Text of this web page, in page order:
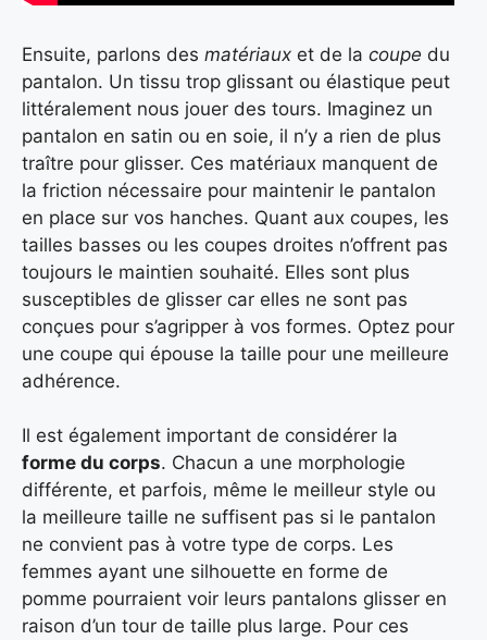
Ensuite, parlons des matériaux et de la coupe du
pantalon. Un tissu trop glissant ou élastique peut
littéralement nous jouer des tours. Imaginez un
pantalon en satin ou en soie, il n’y a rien de plus
traître pour glisser. Ces matériaux manquent de
la friction nécessaire pour maintenir le pantalon
en place sur vos hanches. Quant aux coupes, les
tailles basses ou les coupes droites n’offrent pas
toujours le maintien souhaité. Elles sont plus
susceptibles de glisser car elles ne sont pas
conçues pour s’agripper à vos formes. Optez pour
une coupe qui épouse la taille pour une meilleure
adhérence.
Il est également important de considérer la
forme du corps. Chacun a une morphologie
différente, et parfois, même le meilleur style ou
la meilleure taille ne suffisent pas si le pantalon
ne convient pas à votre type de corps. Les
femmes ayant une silhouette en forme de
pomme pourraient voir leurs pantalons glisser en
raison d’un tour de taille plus large. Pour ces